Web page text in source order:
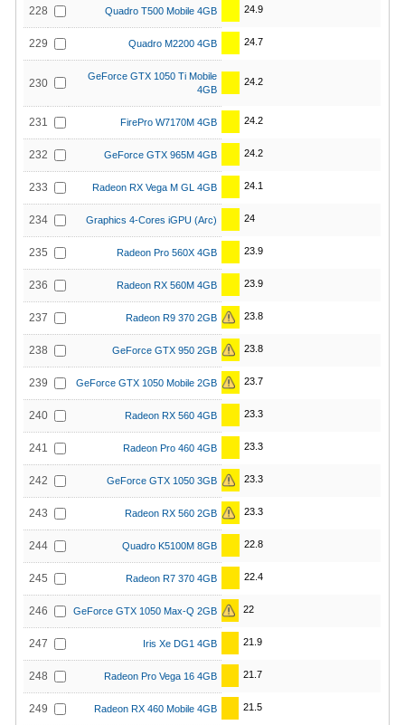
228 Quadro T500 Mobile 4GB 24.9
229 Quadro M2200 4GB 24.7
230
GeForce GTX 1050 Ti Mobile
4GB
24.2
231 FirePro W7170M 4GB 24.2
232 GeForce GTX 965M 4GB 24.2
233 Radeon RX Vega M GL 4GB 24.1
234 Graphics 4-Cores iGPU (Arc) 24
235 Radeon Pro 560X 4GB 23.9
236 Radeon RX 560M 4GB 23.9
237 Radeon R9 370 2GB 23.8
238 GeForce GTX 950 2GB 23.8
239 GeForce GTX 1050 Mobile 2GB 23.7
240 Radeon RX 560 4GB 23.3
241 Radeon Pro 460 4GB 23.3
242 GeForce GTX 1050 3GB 23.3
243 Radeon RX 560 2GB 23.3
244 Quadro K5100M 8GB 22.8
245 Radeon R7 370 4GB 22.4
246 GeForce GTX 1050 Max-Q 2GB 22
247 Iris Xe DG1 4GB 21.9
248 Radeon Pro Vega 16 4GB 21.7
249 Radeon RX 460 Mobile 4GB 21.5